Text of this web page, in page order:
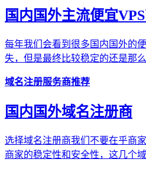
国内国外主流便宜
每年我们会看到很多国内国外的
失，但是最终比较稳定的还是那
域名注册服务商推荐
国内国外域名注册商
选择域名注册商我们不要在乎商
商家的稳定性和安全性，这几个